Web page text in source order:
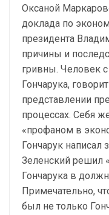
Оксаной
доклада по
президента
причины и
гривны. Человек
Гончарука,
представлении
процессах. Себя
«профаном в
Гончарук написал
Зеленский решил
Гончарука в
Примечательно,
был не только